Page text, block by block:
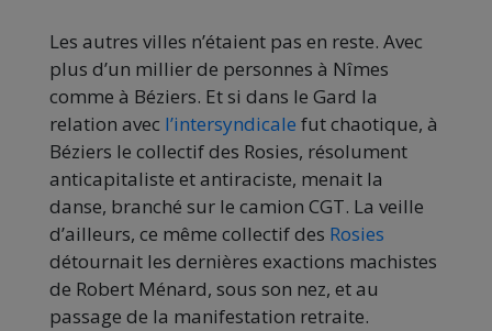
Les autres villes n’étaient pas en reste. Avec
plus d’un millier de personnes à Nîmes
comme à Béziers. Et si dans le Gard la
relation avec l’intersyndicale fut chaotique, à
Béziers le collectif des Rosies, résolument
anticapitaliste et antiraciste, menait la
danse, branché sur le camion CGT. La veille
d’ailleurs, ce même collectif des Rosies
détournait les dernières exactions machistes
de Robert Ménard, sous son nez, et au
passage de la manifestation retraite.